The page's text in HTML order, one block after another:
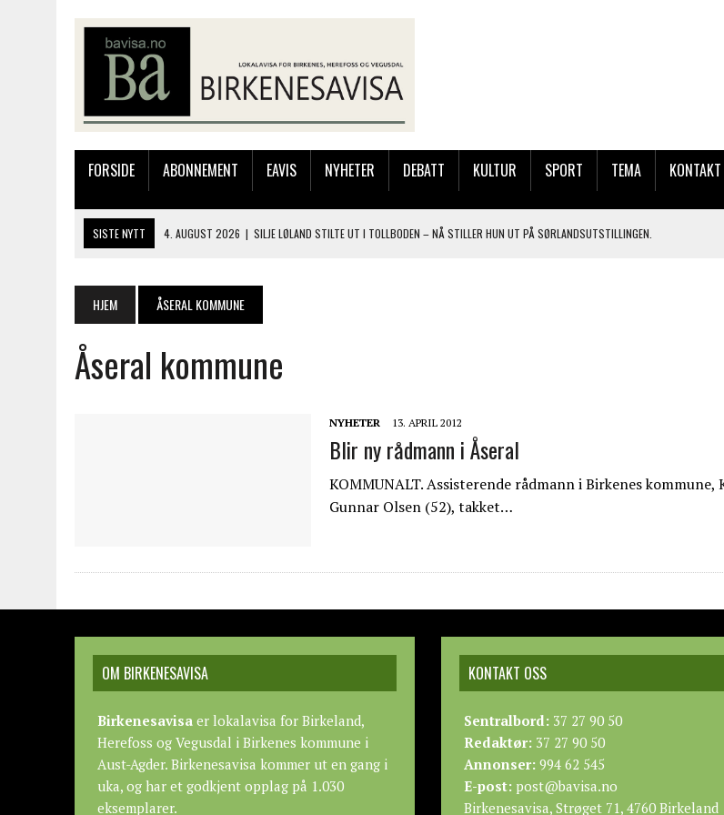
FORSIDE ABONNEMENT EAVIS NYHETER DEBATT KULTUR SPORT TEMA
SISTE NYTT 4. AUGUST 2026 | SILJE LØLAND STILTE UT I TOLLBODEN – NÅ STILLER HUN UT PÅ SØRLANDSUTSTILLINGEN.
3. AUGUST 2026
3. AUGUST 2026 | 333.000 KRONER TIL SKOLEPROSJEKT I PERU: HAGEBASAREN PÅ RUGSLAND SAMLET HUNDREVIS AV GJESTER
6. AUGUST 2026
HJEM ÅSERAL KOMMUNE
Åseral kommune
NYHETER 13. APRIL 2012
Blir ny rådmann i Åseral
KOMMUNALT. Assisterende rådmann i Birkenes kommune,
Gunnar Olsen (52), takket…
OM BIRKENESAVISA
Birkenesavisa er lokalavisa for Birkeland,
Herefoss og Vegusdal i Birkenes kommune i
Aust-Agder. Birkenesavisa kommer ut en gang i
uka, og har et godkjent opplag på 1.030
eksemplarer.
KONTAKT OSS
Sentralbord: 37 27 90 50
Redaktør: 37 27 90 50
Annonser: 994 62 545
E-post: post@bavisa.no
Birkenesavisa, Strøget 71, 4760 Birkeland